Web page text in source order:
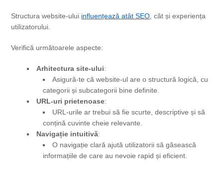
Structura website-ului influențează atât SEO , cât și experiența
utilizatorului.
Verifică următoarele aspecte:
Arhitectura site-ului:
Asigură-te că website-ul are o structură logică, cu
categorii și subcategorii bine definite.
URL-uri prietenoase:
URL-urile ar trebui să fie scurte, descriptive și să
conțină cuvinte cheie relevante.
Navigație intuitivă:
O navigație clară ajută utilizatorii să găsească
informațiile de care au nevoie rapid și eficient.